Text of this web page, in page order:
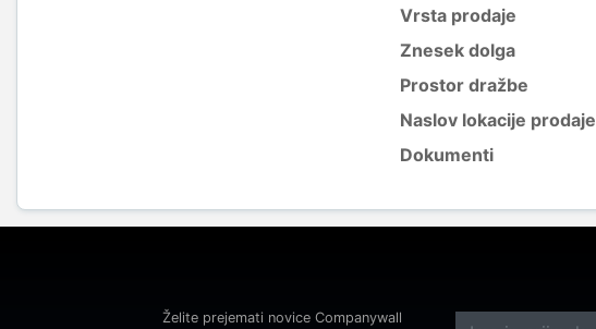
Vrsta prodaje
Znesek dolga
Prostor dražbe
Naslov lokacije prodaje
Dokumenti
Želite prejemati novice Companywall